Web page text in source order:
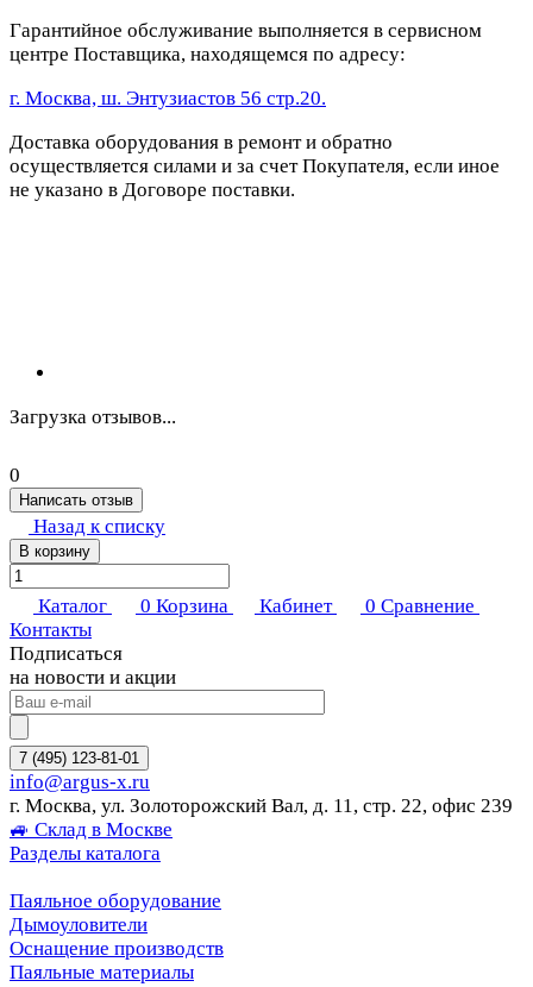
Гарантийное обслуживание выполняется в сервисном
центре Поставщика, находящемся по адресу:
г. Москва, ш. Энтузиастов 56 стр.20.
Доставка оборудования в ремонт и обратно
осуществляется силами и за счет Покупателя, если иное
не указано в Договоре поставки.
Загрузка отзывов...
0
Написать отзыв
Назад к списку
В корзину
Каталог 0 Корзина Кабинет 0 Сравнение
Контакты
Подписаться
на новости и акции
7 (495) 123-81-01
info@argus-x.ru
г. Москва, ул. Золоторожский Вал, д. 11, стр. 22, офис 239
🚙 Склад в Москве
Разделы каталога
Паяльное оборудование
Дымоуловители
Оснащение производств
Паяльные материалы